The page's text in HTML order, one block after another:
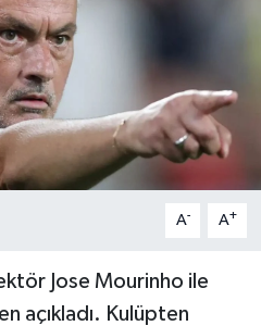
A- A+
Jose Mourinho ile
açıkladı. Kulüpten